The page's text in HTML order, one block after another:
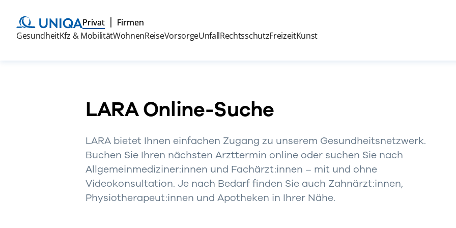
Privat
Firmen
GesundheitKfz & MobilitätWohnenReiseVorsorgeUnfallRechtsschutzFreizeitKunst
LARA Online-Suche
LARA bietet Ihnen einfachen Zugang zu unserem Gesundheitsnetzwerk.
Buchen Sie Ihren nächsten Arzttermin online oder suchen Sie nach
Allgemeinmediziner:innen und Fachärzt:innen – mit und ohne
Videokonsultation. Je nach Bedarf finden Sie auch Zahnärzt:innen,
Physiotherapeut:innen und Apotheken in Ihrer Nähe.